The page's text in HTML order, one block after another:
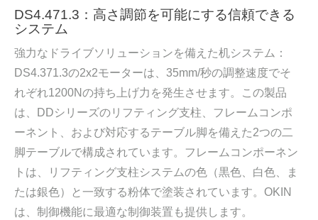
DS4.471.3：高さ調節を可能にする信頼できる
システム
強力なドライブソリューションを備えた机システム：
DS4.371.3の2x2モーターは、35mm/秒の調整速度でそ
れぞれ1200Nの持ち上げ力を発生させます。この製品
は、DDシリーズのリフティング支柱、フレームコンポ
ーネント、および対応するテーブル脚を備えた2つの二
脚テーブルで構成されています。フレームコンポーネン
トは、リフティング支柱システムの色（黒色、白色、ま
たは銀色）と一致する粉体で塗装されています。OKIN
は、制御機能に最適な制御装置も提供します。